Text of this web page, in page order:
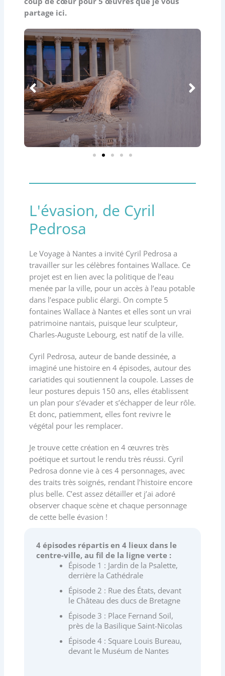
partage ici.
L'évasion, de Cyril
Pedrosa
Le Voyage à Nantes a invité Cyril Pedrosa a
travailler sur les célèbres fontaines Wallace. Ce
projet est en lien avec la politique de l’eau
menée par la ville, pour un accès à l’eau potable
dans l’espace public élargi. On compte 5
fontaines Wallace à Nantes et elles sont un vrai
patrimoine nantais, puisque leur sculpteur,
Charles-Auguste Lebourg, est natif de la ville.
Cyril Pedrosa, auteur de bande dessinée, a
imaginé une histoire en 4 épisodes, autour des
cariatides qui soutiennent la coupole. Lasses de
leur postures depuis 150 ans, elles établissent
un plan pour s’évader et s’échapper de leur rôle.
Et donc, patiemment, elles font revivre le
végétal pour les remplacer.
Je trouve cette création en 4 œuvres très
poétique et surtout le rendu très réussi. Cyril
Pedrosa donne vie à ces 4 personnages, avec
des traits très soignés, rendant l’histoire encore
plus belle. C’est assez détailler et j’ai adoré
observer chaque scène et chaque personnage
de cette belle évasion !
4 épisodes répartis en 4 lieux dans le
centre-ville, au fil de la ligne verte :
Épisode 1 : Jardin de la Psalette,
derrière la Cathédrale
Épisode 2 : Rue des États, devant
le Château des ducs de Bretagne
Épisode 3 : Place Fernand Soil,
près de la Basilique Saint-Nicolas
Épisode 4 : Square Louis Bureau,
devant le Muséum de Nantes